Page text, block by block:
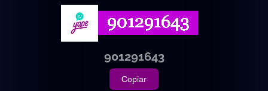
901291643
Copiar